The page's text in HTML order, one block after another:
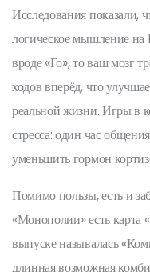
Исследования
логическое мышление на
вроде «Го», то ваш мозг
ходов вперёд, что
реальной жизни. Игры в
стресса: один час
уменьшить гормон
Помимо пользы, есть и
«Монополии» есть карта
выпуске называлась
длинная возможная